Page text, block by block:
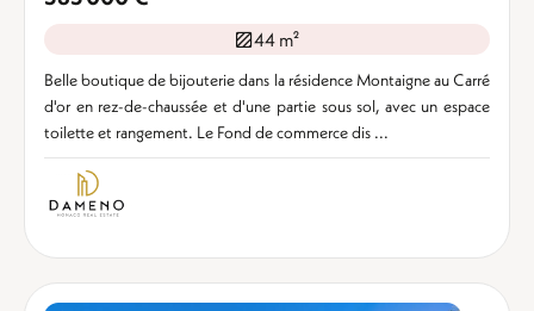
44 m²
Belle boutique de bijouterie dans la résidence Montaigne au Carré
d'or en rez-de-chaussée et d'une partie sous sol, avec un espace
toilette et rangement. Le Fond de commerce dis ...